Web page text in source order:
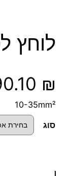
לוחץ
₪
10-35mm²
סוג
כ